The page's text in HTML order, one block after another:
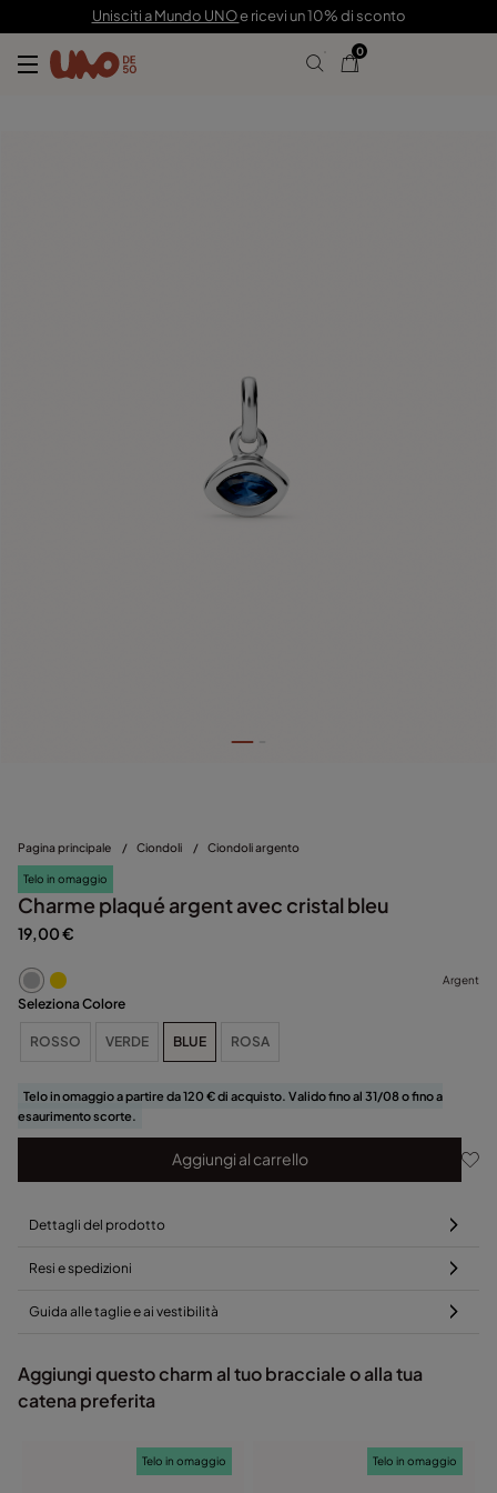
Unisciti a Mundo UNOe ricevi un 10% di sconto
0
Pagina principale / Ciondoli / Ciondoli argento
Telo in omaggio
Charme plaqué argent avec cristal bleu
19,00 €
Argent
Seleziona Colore
ROSSO VERDE BLUE ROSA
Telo in omaggio a partire da 120 € di acquisto. Valido fino al 31/08 o fino a
esaurimento scorte.
Aggiungi al carrello
Dettagli del prodotto
Resi e spedizioni
Guida alle taglie e ai vestibilità
Aggiungi questo charm al tuo bracciale o alla tua
catena preferita
Telo in omaggio Telo in omaggio